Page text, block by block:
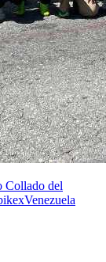
Collado del
Venezuela